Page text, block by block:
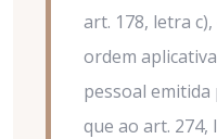
art. 178, letra
ordem
pessoal emitida
que ao art. 274,